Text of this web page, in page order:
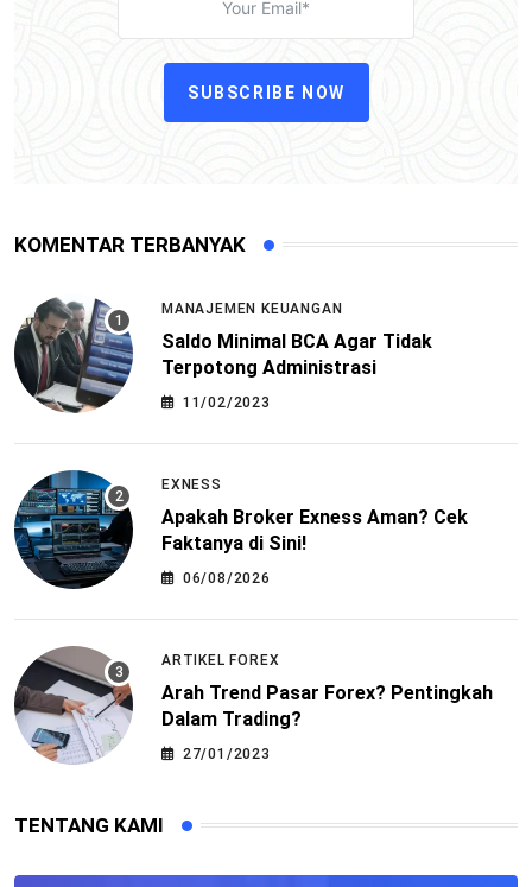
SUBSCRIBE NOW
KOMENTAR TERBANYAK
MANAJEMEN KEUANGAN
Saldo Minimal BCA Agar Tidak
Terpotong Administrasi
11/02/2023
EXNESS
Apakah Broker Exness Aman? Cek
Faktanya di Sini!
06/08/2026
ARTIKEL FOREX
Arah Trend Pasar Forex? Pentingkah
Dalam Trading?
27/01/2023
TENTANG KAMI